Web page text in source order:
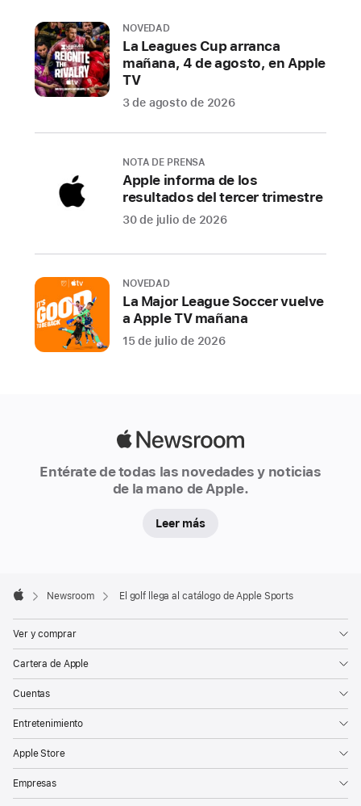
otros
datos
en
tiempo
rápida
y
sencilla,
el
golf
a
su
selección
deportes.
seguir
los
con
acceso
marcadores
en
NOVEDAD
La Leagues Cup arranca
mañana, 4 de agosto, en Apple
TV
3 de agosto de 2026
NOTA DE PRENSA
Apple informa de los
resultados del tercer trimestre
30 de julio de 2026
NOVEDAD
La Major League Soccer vuelve
a Apple TV mañana
15 de julio de 2026
Entérate de todas las novedades y noticias
de la mano de Apple.
Leer más
Footer

Newsroom El golf llega al catálogo de Apple Sports
Ver y comprar
Cartera de Apple
Cuentas
Entretenimiento
Apple Store
Empresas